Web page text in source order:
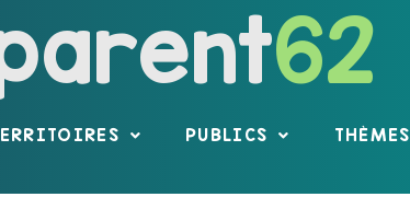
62
PUBLICS THÈMES